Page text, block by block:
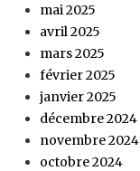
mai 2025
avril 2025
mars 2025
février 2025
janvier 2025
décembre 2024
novembre 2024
octobre 2024